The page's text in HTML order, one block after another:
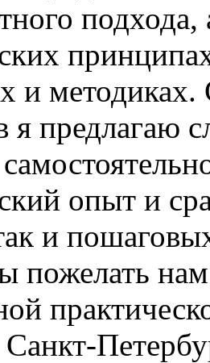
и
я предлагаю
опыт и
и
пожелать